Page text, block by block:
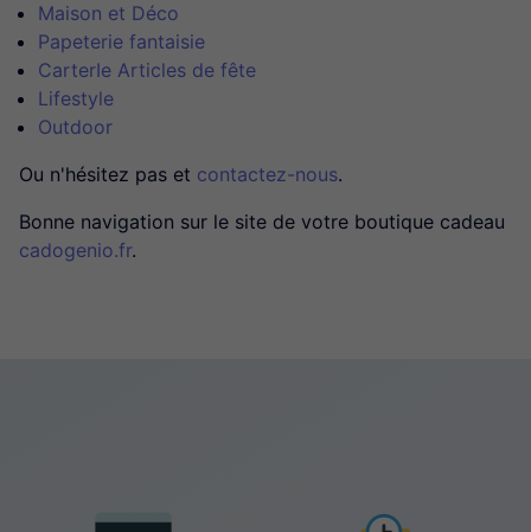
Maison et Déco
Papeterie fantaisie
CarterIe Articles de fête
Lifestyle
Outdoor
Ou n'hésitez pas et contactez-nous.
Bonne navigation sur le site de votre boutique cadeau
cadogenio.fr.